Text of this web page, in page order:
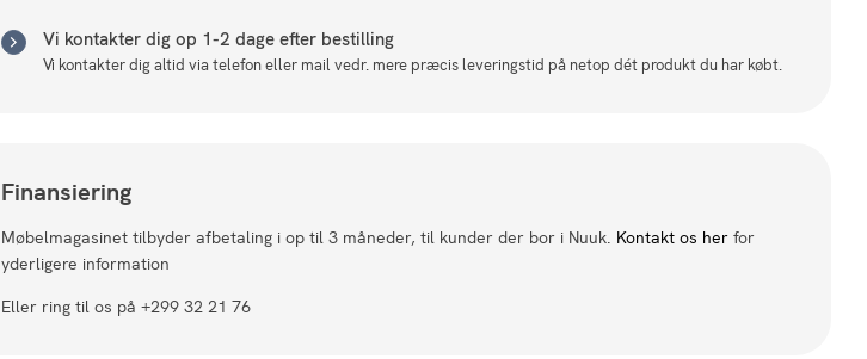
Vi kontakter dig op 1-2 dage efter bestilling
Vi kontakter dig altid via telefon eller mail vedr. mere præcis leveringstid på netop dét produkt du har købt.
Finansiering
Møbelmagasinet tilbyder afbetaling i op til 3 måneder, til kunder der bor i Nuuk. Kontakt os herfor
yderligere information
Eller ring til os på +299 32 21 76